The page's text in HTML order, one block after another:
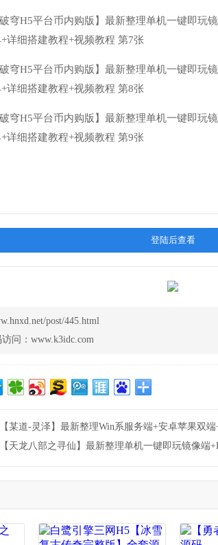
登陆后查看
post/445.html
问：www.k3idc.com
某道-灵泽】最新整理Win系服务端+安卓苹果双
天龙八部之寻仙】最新整理单机一键即玩镜像端